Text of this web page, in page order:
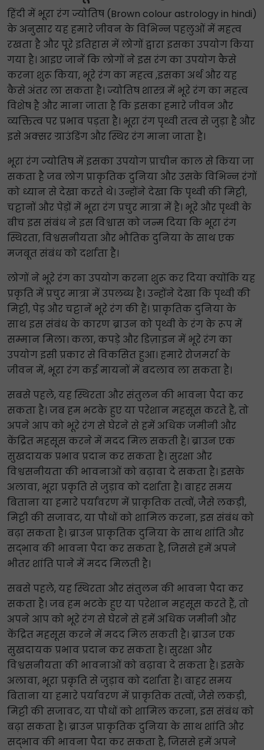
हिंदी में भूरा रंग ज्योतिष (Brown colour astrology in hindi)
के अनुसार यह हमारे जीवन के विभिन्न पहलुओं में महत्व
रखता है और पूरे इतिहास में लोगों द्वारा इसका उपयोग किया
गया है। आइए जानें कि लोगों ने इस रंग का उपयोग कैसे
करना शुरू किया, भूरे रंग का महत्व ,इसका अर्थ और यह
कैसे अंतर ला सकता है। ज्योतिष शास्त्र में भूरे रंग का महत्व
विशेष है और माना जाता है कि इसका हमारे जीवन और
व्यक्तित्व पर प्रभाव पड़ता है। भूरा रंग पृथ्वी तत्व से जुड़ा है और
इसे अक्सर ग्राउंडिंग और स्थिर रंग माना जाता है।
भूरा रंग ज्योतिष में इसका उपयोग प्राचीन काल से किया जा
सकता है जब लोग प्राकृतिक दुनिया और उसके विभिन्न रंगों
को ध्यान से देखा करते थे। उन्होंने देखा कि पृथ्वी की मिट्टी,
चट्टानों और पेड़ों में भूरा रंग प्रचुर मात्रा में है। भूरे और पृथ्वी के
बीच इस संबंध ने इस विश्वास को जन्म दिया कि भूरा रंग
स्थिरता, विश्वसनीयता और भौतिक दुनिया के साथ एक
मजबूत संबंध को दर्शाता है।
लोगों ने भूरे रंग का उपयोग करना शुरू कर दिया क्योंकि यह
प्रकृति में प्रचुर मात्रा में उपलब्ध है। उन्होंने देखा कि पृथ्वी की
मिट्टी, पेड़ और चट्टानें भूरे रंग की हैं। प्राकृतिक दुनिया के
साथ इस संबंध के कारण ब्राउन को पृथ्वी के रंग के रूप में
सम्मान मिला। कला, कपड़े और डिज़ाइन में भूरे रंग का
उपयोग इसी प्रकार से विकसित हुआ। हमारे रोजमर्रा के
जीवन में, भूरा रंग कई मायनों में बदलाव ला सकता है।
सबसे पहले, यह स्थिरता और संतुलन की भावना पैदा कर
सकता है। जब हम भटके हुए या परेशान महसूस करते हैं, तो
अपने आप को भूरे रंग से घेरने से हमें अधिक जमीनी और
केंद्रित महसूस करने में मदद मिल सकती है। ब्राउन एक
सुखदायक प्रभाव प्रदान कर सकता है। सुरक्षा और
विश्वसनीयता की भावनाओं को बढ़ावा दे सकता है। इसके
अलावा, भूरा प्रकृति से जुड़ाव को दर्शाता है। बाहर समय
बिताना या हमारे पर्यावरण में प्राकृतिक तत्वों, जैसे लकड़ी,
मिट्टी की सजावट, या पौधों को शामिल करना, इस संबंध को
बढ़ा सकता है। ब्राउन प्राकृतिक दुनिया के साथ शांति और
सद्भाव की भावना पैदा कर सकता है, जिससे हमें अपने
भीतर शांति पाने में मदद मिलती है।
सबसे पहले, यह स्थिरता और संतुलन की भावना पैदा कर
सकता है। जब हम भटके हुए या परेशान महसूस करते हैं, तो
अपने आप को भूरे रंग से घेरने से हमें अधिक जमीनी और
केंद्रित महसूस करने में मदद मिल सकती है। ब्राउन एक
सुखदायक प्रभाव प्रदान कर सकता है। सुरक्षा और
विश्वसनीयता की भावनाओं को बढ़ावा दे सकता है। इसके
अलावा, भूरा प्रकृति से जुड़ाव को दर्शाता है। बाहर समय
बिताना या हमारे पर्यावरण में प्राकृतिक तत्वों, जैसे लकड़ी,
मिट्टी की सजावट, या पौधों को शामिल करना, इस संबंध को
बढ़ा सकता है। ब्राउन प्राकृतिक दुनिया के साथ शांति और
सद्भाव की भावना पैदा कर सकता है, जिससे हमें अपने